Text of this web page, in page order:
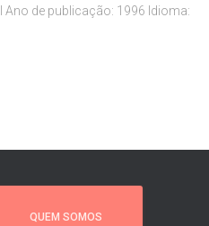
de publicação: 1996 Idioma:
QUEM SOMOS